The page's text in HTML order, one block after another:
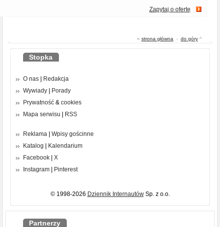
Zapytaj o ofertę
« strona główna - do góry ^
Stopka
O nas | Redakcja
Wywiady | Porady
Prywatność & cookies
Mapa serwisu | RSS
Reklama | Wpisy gościnne
Katalog | Kalendarium
Facebook | X
Instagram | Pinterest
© 1998-2026 Dziennik InternautówSp. z o.o.
Partnerzy